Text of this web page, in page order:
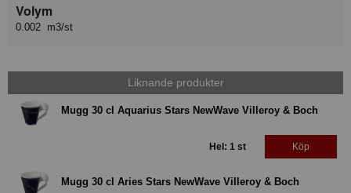
Volym
0.002 m3/st
Liknande produkter
Mugg 30 cl Aquarius Stars NewWave Villeroy & Boch
Hel: 1 st Köp
Mugg 30 cl Aries Stars NewWave Villeroy & Boch